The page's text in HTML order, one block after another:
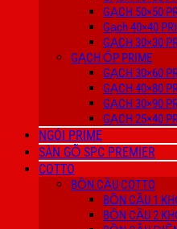
GẠCH 50×50
Gạch 40×40
GẠCH 30×30
GẠCH ỐP PRIME
GẠCH 30×60
GẠCH 40×80
GẠCH 30×90
GẠCH 25×40
NGÓI PRIME
SÀN GỖ SPC PREMIER
COTTO
BỒN CẦU COTTO
BỒN CẦU 1
BỒN CẦU 2